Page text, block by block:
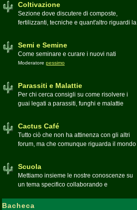
Coltivazione
Sezione dove discutere di composte,
fertilizzanti, tecniche e quant'altro riguardi la
Semi e Semine
Come seminare e curare i nuovi nati
Moderatore pessimo
Parassiti e Malattie
Per chi cerca consigli su come risolvere i
guai legati a parassiti, funghi e malattie
Cactus Café
Tutto ciò che non ha attinenza con gli altri
forum, ma che comunque riguarda il mondo
Moderatore
Scuola
Mettiamo insieme le nostre conoscenze su
un tema specifico collaborando e
cactofilo
Bacheca